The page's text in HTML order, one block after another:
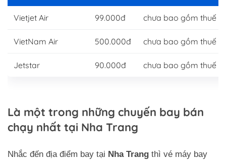
Vietjet Air 99.000đ chưa bao gồm thuế &
VietNam Air 500.000đ chưa bao gồm thuế &
Jetstar 90.000đ chưa bao gồm thuế &
Là một trong những chuyến bay bán
chạy nhất tại Nha Trang
Nhắc đến địa điểm bay tại Nha Trang thì vé máy bay